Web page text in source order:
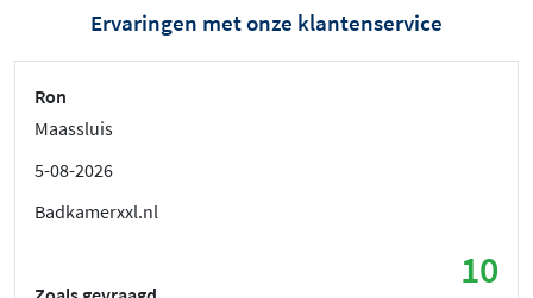
Ervaringen met onze klantenservice
Ron
Maassluis
5-08-2026
Badkamerxxl.nl
10